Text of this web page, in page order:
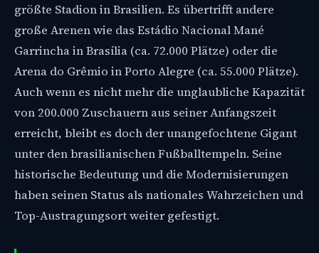
größte Stadion in Brasilien. Es übertrifft andere
große Arenen wie das Estádio Nacional Mané
Garrincha in Brasília (ca. 72.000 Plätze) oder die
Arena do Grêmio in Porto Alegre (ca. 55.000 Plätze).
Auch wenn es nicht mehr die unglaubliche Kapazität
von 200.000 Zuschauern aus seiner Anfangszeit
erreicht, bleibt es doch der unangefochtene Gigant
unter den brasilianischen Fußballtempeln. Seine
historische Bedeutung und die Modernisierungen
haben seinen Status als nationales Wahrzeichen und
Top-Austragungsort weiter gefestigt.